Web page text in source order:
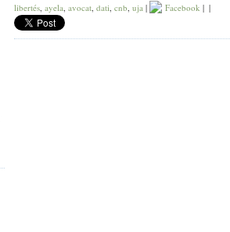
libertés, ayela, avocat, dati, cnb, uja | Facebook | |